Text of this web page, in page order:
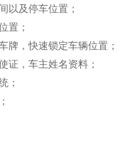
以及停车位置；
置；
牌，快速锁定车辆位置；
证，车主姓名资料；
；